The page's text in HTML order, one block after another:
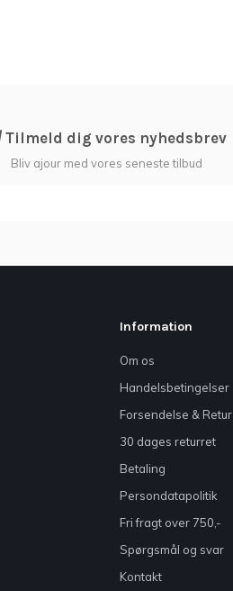
Tilmeld dig vores nyhedsbrev
Bliv ajour med vores seneste tilbud
Information
Om os
Handelsbetingelser
Forsendelse & Retur
30 dages returret
Betaling
Persondatapolitik
Fri fragt over 750,-
Spørgsmål og svar
Kontakt